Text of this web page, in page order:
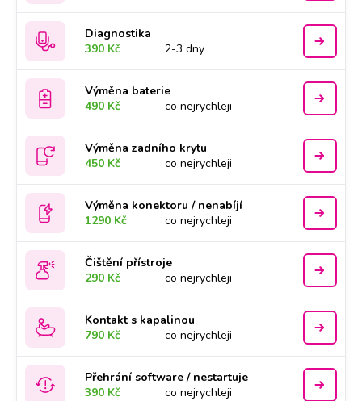
Diagnostika
390 Kč
2-3 dny
Výměna baterie
490 Kč
co nejrychleji
Výměna zadního krytu
450 Kč
co nejrychleji
Výměna konektoru / nenabíjí
1290 Kč
co nejrychleji
Čištění přístroje
290 Kč
co nejrychleji
Kontakt s kapalinou
790 Kč
co nejrychleji
Přehrání software / nestartuje
390 Kč
co nejrychleji